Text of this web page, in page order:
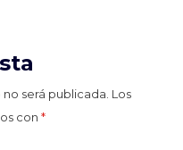
será publicada. Los
con *